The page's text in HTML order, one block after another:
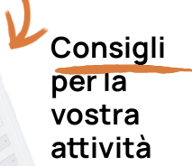
Consigli
per la
vostra
attività